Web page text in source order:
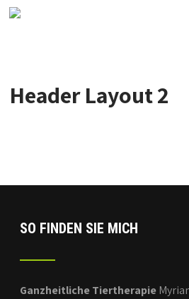
Header Layout 2
SO FINDEN SIE MICH
Ganzheitliche Tiertherapie